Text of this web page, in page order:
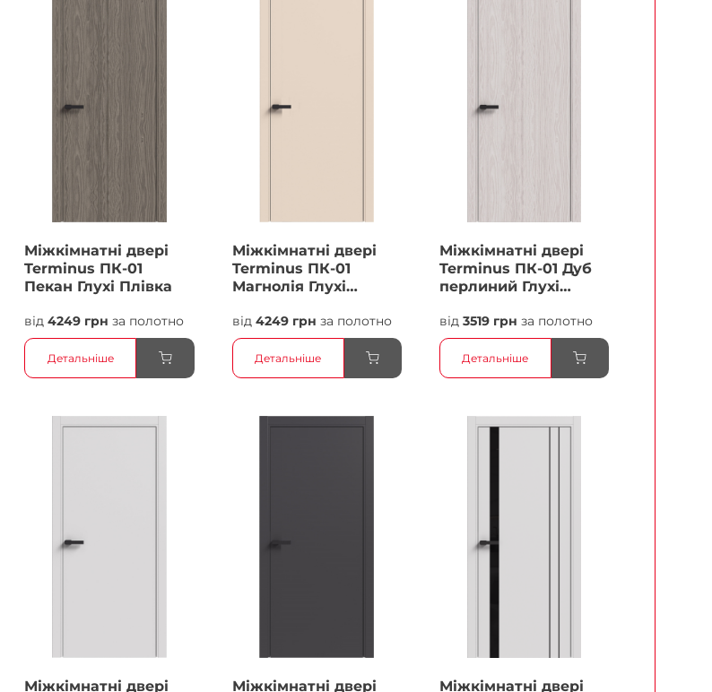
Міжкімнатні двері
Terminus ПК-01
Пекан Глухі Плівка
від4249 грн за полотно
Детальніше
Міжкімнатні двері
Terminus ПК-01
Магнолія Глухі
від 4249 грн за полотно
Детальніше
Міжкімнатні двері
Terminus ПК-01 Дуб
перлиний Глухі
від 3519 грн за полотно
Детальніше
Міжкімнатні двері
Міжкімнатні двері
Міжкімнатні двері